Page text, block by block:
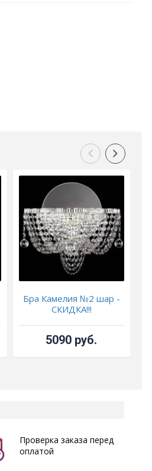
Бра Камелия №2 шар -
СКИДКА!!!
5090 руб.
Проверка заказа перед
оплатой